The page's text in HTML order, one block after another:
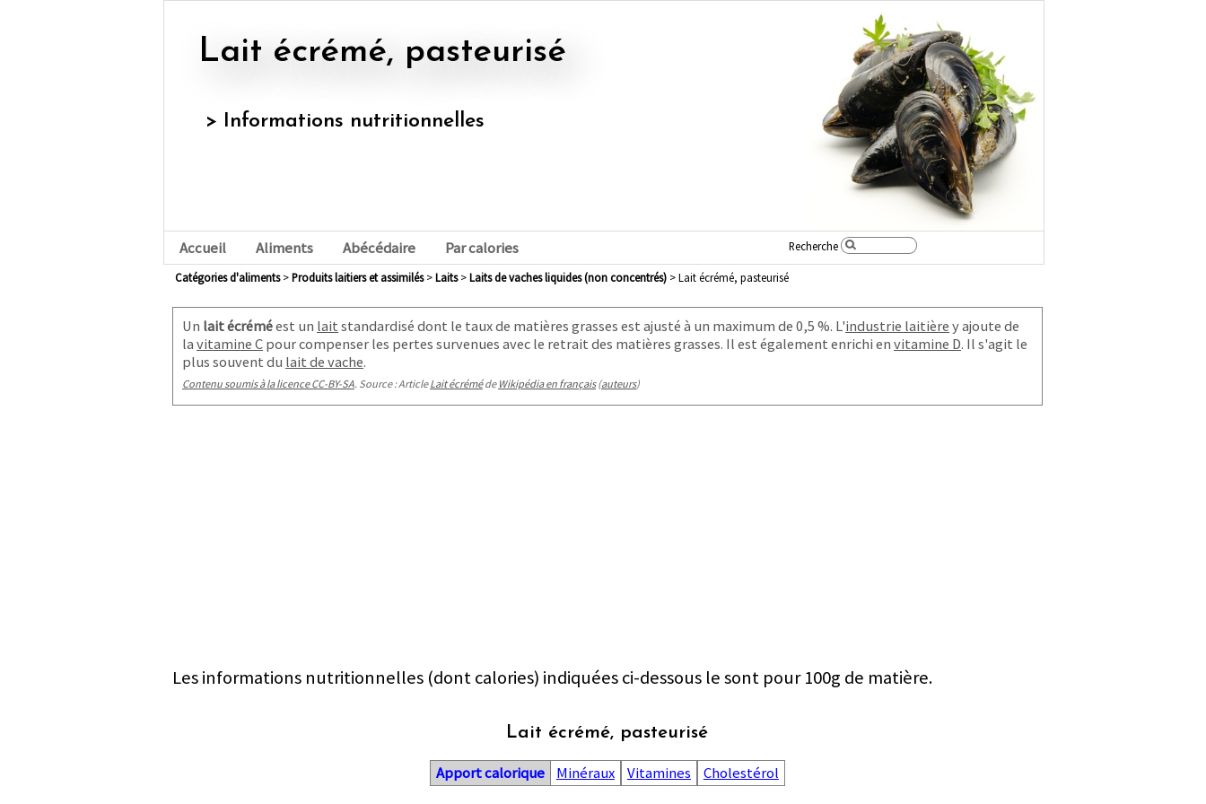
Lait écrémé, pasteurisé
> Informations nutritionnelles
Accueil Aliments Abécédaire Par calories Recherche
Catégories d'aliments> produits laitiers et assimilés> laits> laits de vaches liquides (non concentrés)> Lait écrémé, pasteurisé
Un lait écréméest un lait standardisé dont le taux de matières grasses est ajusté à un maximum de 0,5 %. L'industrie laitière y ajoute de
lavitamine C pour compenser les pertes survenues avec le retrait des matières grasses. Il est également enrichi envitamine D. Il s'agit le
plus souvent du lait de vache.
Contenu soumis à la licence CC-BY-SA. Source : ArticleLait écréméde Wikipédia en français(auteurs)
Les informations nutritionnelles (dont calories) indiquées ci-dessous le sont pour 100g de matière.
Lait écrémé, pasteurisé
Apport calorique Minéraux Vitamines Cholestérol